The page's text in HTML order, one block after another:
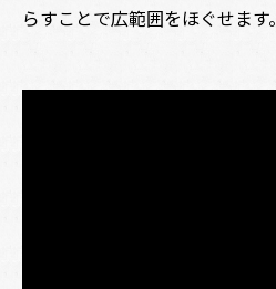
らすことで広範囲をほぐせます。